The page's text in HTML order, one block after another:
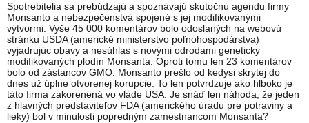
Spotrebitelia sa prebúdzajú a spoznávajú skutočnú agendu firmy
Monsanto a nebezpečenstvá spojené s jej modifikovanými
výtvormi. Vyše 45 000 komentárov bolo odoslaných na webovú
stránku USDA (americké ministerstvo poľnohospodárstva)
vyjadrujúc obavy a nesúhlas s novými odrodami geneticky
modifikovaných plodín Monsanta. Oproti tomu len 23 komentárov
bolo od zástancov GMO. Monsanto prešlo od kedysi skrytej do
dnes už úplne otvorenej korupcie. To len potvrdzuje ako hlboko je
táto firma zakorenená vo vláde USA. Je snáď len náhoda, že jeden
z hlavných predstaviteľov FDA (amerického úradu pre potraviny a
lieky) bol v minulosti popredným zamestnancom Monsanta?